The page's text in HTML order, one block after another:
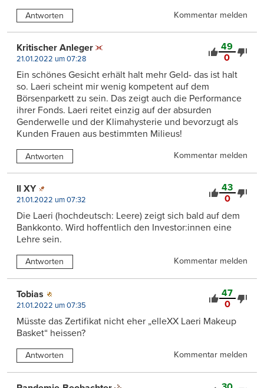
Antworten Kommentar melden
49
0
Kritischer Anleger
21.01.2022 um 07:28
Ein schönes Gesicht erhält halt mehr Geld- das ist halt
so. Laeri scheint mir wenig kompetent auf dem
Börsenparkett zu sein. Das zeigt auch die Performance
ihrer Fonds. Laeri reitet einzig auf der absurden
Genderwelle und der Klimahysterie und bevorzugt als
Kunden Frauen aus bestimmten Milieus!
Antworten Kommentar melden
43
0
Il XY
21.01.2022 um 07:32
Die Laeri (hochdeutsch: Leere) zeigt sich bald auf dem
Bankkonto. Wird hoffentlich den Investor:innen eine
Lehre sein.
Antworten Kommentar melden
47
0
Tobias
21.01.2022 um 07:35
Müsste das Zertifikat nicht eher „elleXX Laeri Makeup
Basket“ heissen?
Antworten Kommentar melden